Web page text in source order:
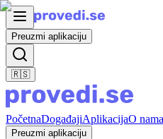
Preuzmi aplikaciju
🇷🇸
PočetnaDogađajiAplikacijaO nama
Preuzmi aplikaciju